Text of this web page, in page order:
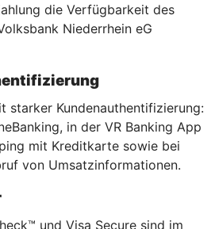
die Verfügbarkeit des
Niederrhein eG
starker Kundenauthentifizierung:
in der VR Banking App
mit Kreditkarte sowie bei
von Umsatzinformationen.
und Visa Secure sind im